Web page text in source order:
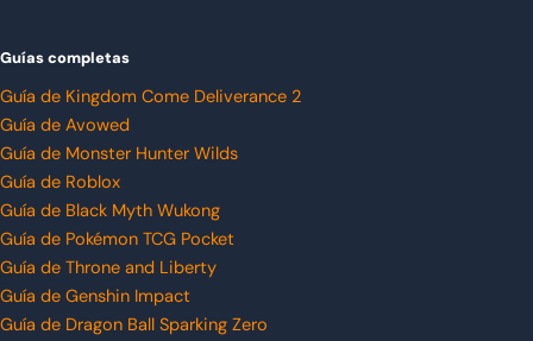
Guías completas
Guía de Kingdom Come Deliverance 2
Guía de Avowed
Guía de Monster Hunter Wilds
Guía de Roblox
Guía de Black Myth Wukong
Guía de Pokémon TCG Pocket
Guía de Throne and Liberty
Guía de Genshin Impact
Guía de Dragon Ball Sparking Zero